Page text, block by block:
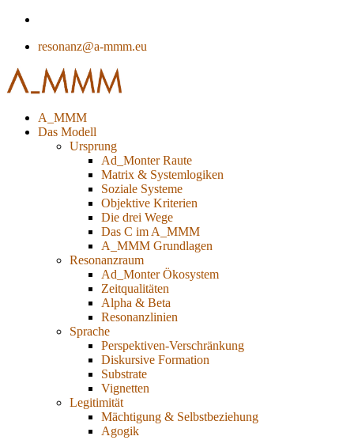
resonanz@a-mmm.eu
A_MMM
Das Modell
Ursprung
Ad_Monter Raute
Matrix & Systemlogiken
Soziale Systeme
Objektive Kriterien
Die drei Wege
Das C im A_MMM
A_MMM Grundlagen
Resonanzraum
Ad_Monter Ökosystem
Zeitqualitäten
Alpha & Beta
Resonanzlinien
Sprache
Perspektiven-Verschränkung
Diskursive Formation
Substrate
Vignetten
Legitimität
Mächtigung & Selbstbeziehung
Agogik